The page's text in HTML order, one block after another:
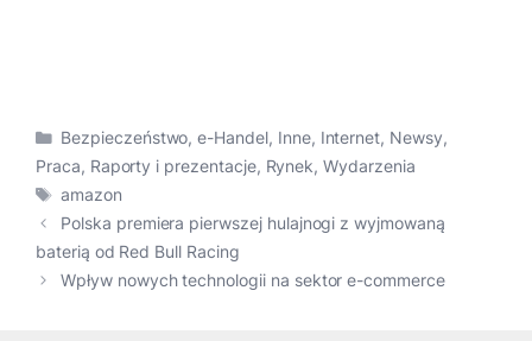
Kategorie
Bezpieczeństwo,e-Handel, Inne, Internet, Newsy,
Praca, Raporty i prezentacje, Rynek,Wydarzenia
Tagi
amazon
Polska premiera pierwszej hulajnogi z wyjmowaną
baterią od Red Bull Racing
Wpływ nowych technologii na sektor e-commerce